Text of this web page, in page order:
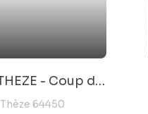
- Coup de
Thèze 64450